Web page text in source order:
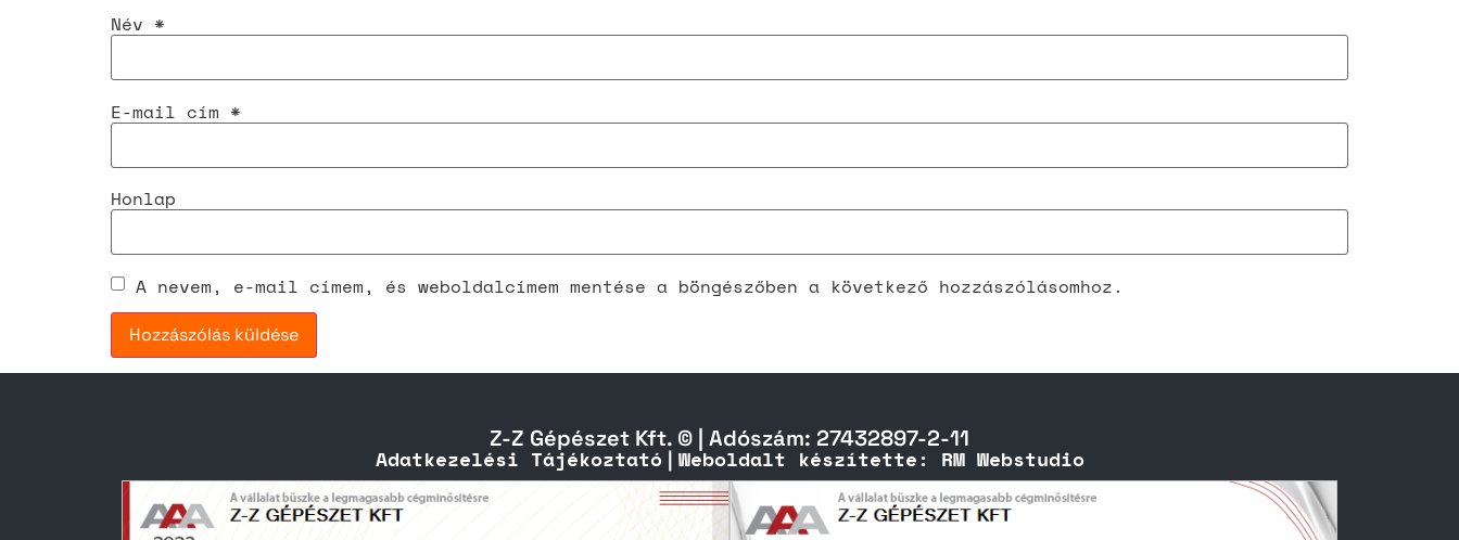
Név *
E-mail cím *
Honlap
A nevem, e-mail címem, és weboldalcímem mentése a böngészőben a következő hozzászólásomhoz.
Z-Z Gépészet Kft. © | Adószám: 27432897-2-11
Adatkezelési Tájékoztató| Weboldalt készítette: RM Webstudio